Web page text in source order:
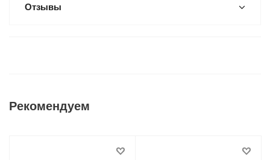
Отзывы
Рекомендуем